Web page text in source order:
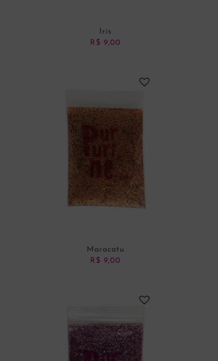
Iris
R$ 9,00
Maracatu
R$ 9,00